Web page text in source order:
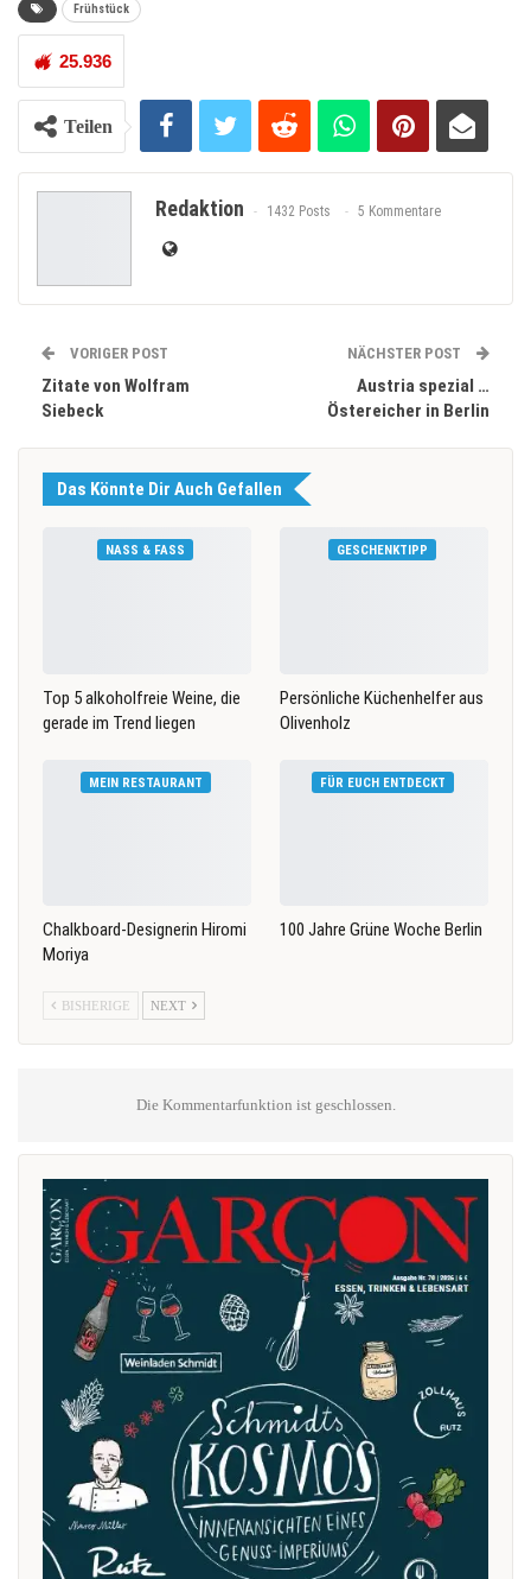
Frühstück
25.936
Teilen
Redaktion 1432 Posts 5 Kommentare
VORIGER POST
Zitate von Wolfram
Siebeck
NÄCHSTER POST
Austria spezial …
Östereicher in Berlin
Das Könnte Dir Auch Gefallen
NASS & FASS
Top 5 alkoholfreie Weine, die
gerade im Trend liegen
GESCHENKTIPP
Persönliche Küchenhelfer aus
Olivenholz
MEIN RESTAURANT
Chalkboard-Designerin Hiromi
Moriya
FÜR EUCH ENTDECKT
100 Jahre Grüne Woche Berlin
BISHERIGE NEXT
Die Kommentarfunktion ist geschlossen.